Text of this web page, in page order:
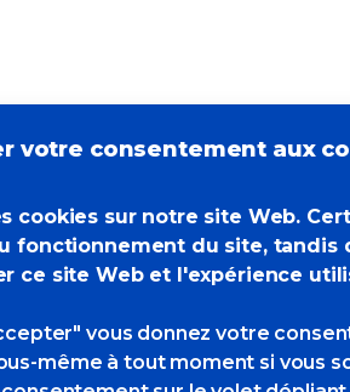
votre consentement aux
cookies sur notre site Web.
fonctionnement du site, tandis
ce site Web et l'expérience
vous donnez votre
même à tout moment si vous
dont il n’appréciait guère
talentueuse rencontre l’adhésion
S’il remporta le Grand Prix des
qu’il témoigne, celle qui défie le
la Marine en 1975.
rendent hommage à ce peintre